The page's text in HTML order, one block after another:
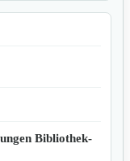
Bibliothek-